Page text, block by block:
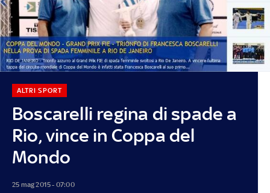
Boscarelli regina di spade a
Rio, vince in Coppa del
Mondo
ALTRI SPORT
25 mag 2015 - 07:00